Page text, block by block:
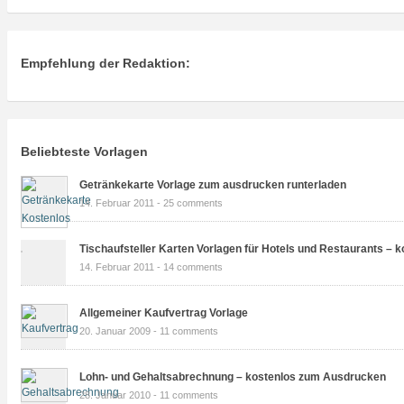
Empfehlung der Redaktion:
Beliebteste Vorlagen
Getränkekarte Vorlage zum ausdrucken runterladen
14. Februar 2011 - 25 comments
Tischaufsteller Karten Vorlagen für Hotels und Restaurants –
14. Februar 2011 - 14 comments
Allgemeiner Kaufvertrag Vorlage
20. Januar 2009 - 11 comments
Lohn- und Gehaltsabrechnung – kostenlos zum Ausdrucken
28. Januar 2010 - 11 comments